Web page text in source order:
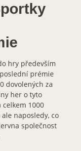
hry především
prémie
dovolených za
her o tyto
1000
naposledy, co
společnost